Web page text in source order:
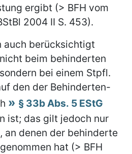
ergibt (> BFH vom
2004 II S. 453).
auch berücksichtigt
beim behinderten
bei einem Stpfl.
den der Behinderten-
§ 33b Abs. 5 EStG
ist; das gilt jedoch nur
an denen der behinderte
hat (> BFH